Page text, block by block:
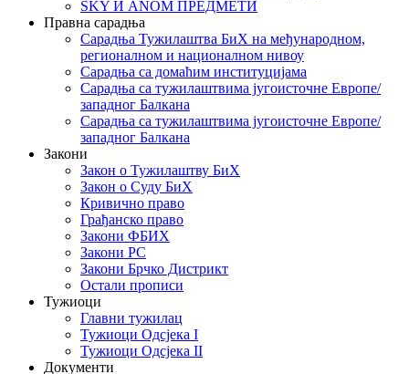
SKY И ANOM ПРЕДМЕТИ
Правна сарадња
Сарадња Тужилаштва БиХ на међународном,
регионалном и националном нивоу
Сарадња са домаћим институцијама
Сарадња са тужилаштвима југоисточне Европе/
западног Балкана
Сарадња са тужилаштвима југоисточне Европе/
западног Балкана
Закони
Закон о Тужилаштву БиХ
Закон о Суду БиХ
Кривично право
Грађанско право
Закони ФБИХ
Закони РС
Закони Брчко Дистрикт
Остали прописи
Тужиоци
Главни тужилац
Тужиоци Oдсјекa I
Тужиоци Oдсјекa II
Документи